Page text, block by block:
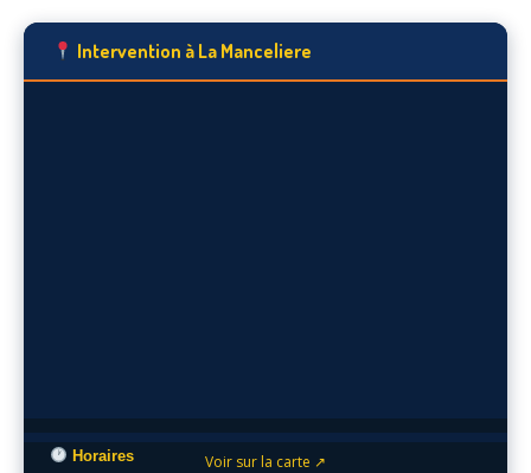
Intervention à La Manceliere
Voir sur la carte ↗
Horaires